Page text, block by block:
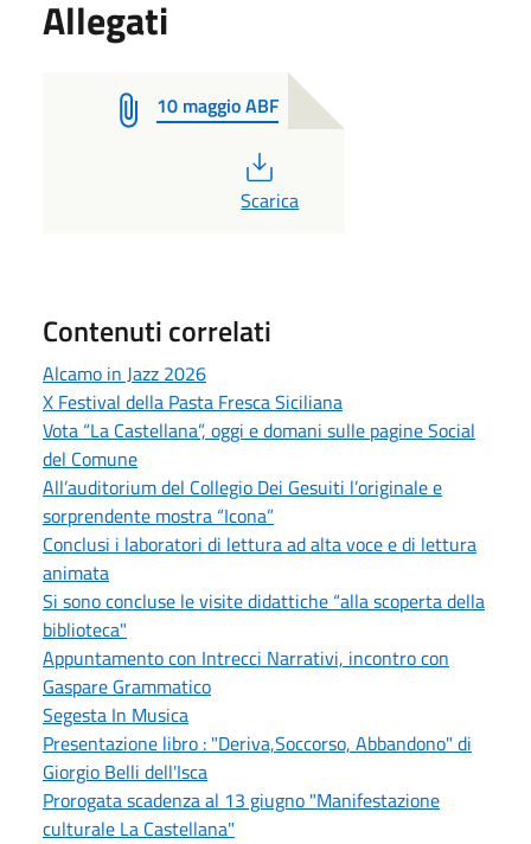
Allegati
10 maggio ABF
PDF
Scarica
Contenuti correlati
Alcamo in Jazz 2026
X Festival della Pasta Fresca Siciliana
Vota “La Castellana”, oggi e domani sulle pagine Social
del Comune
All’auditorium del Collegio Dei Gesuiti l’originale e
sorprendente mostra “Icona”
Conclusi i laboratori di lettura ad alta voce e di lettura
animata
Si sono concluse le visite didattiche “alla scoperta della
biblioteca"
Appuntamento con Intrecci Narrativi, incontro con
Gaspare Grammatico
Segesta In Musica
Presentazione libro : "Deriva,Soccorso, Abbandono" di
Giorgio Belli dell'Isca
Prorogata scadenza al 13 giugno "Manifestazione
culturale La Castellana"